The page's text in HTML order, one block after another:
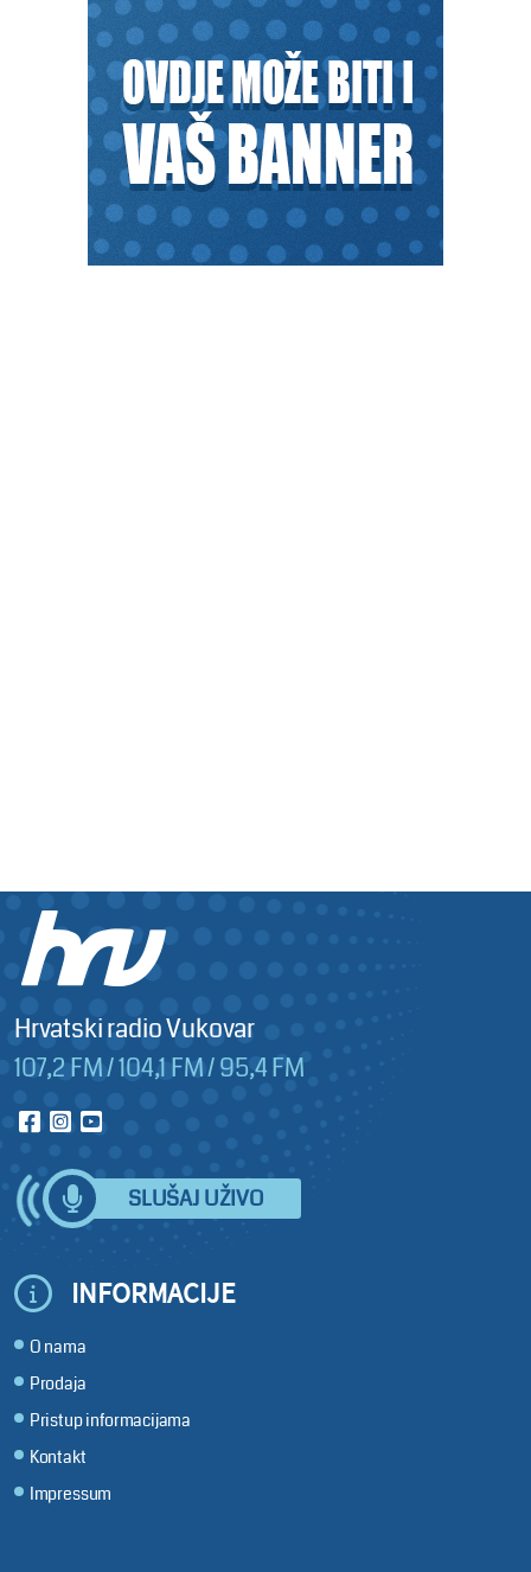
Hrvatski radio Vukovar
107,2 FM / 104,1 FM / 95,4 FM
SLUŠAJ UŽIVO
INFORMACIJE
O nama
Prodaja
Pristup informacijama
Kontakt
Impressum